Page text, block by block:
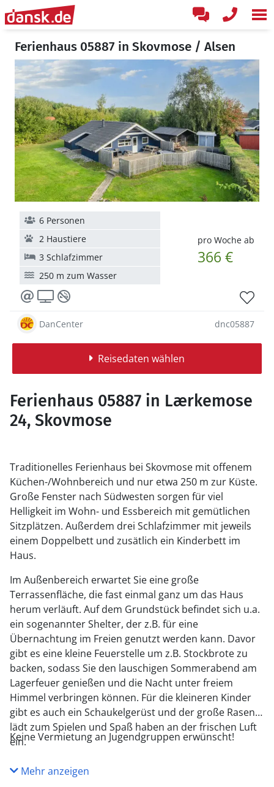
Ferienhaus 05887 in Skovmose / Alsen
pro Woche ab
366 €
6 Personen
2 Haustiere
3 Schlafzimmer
250 m zum Wasser
DanCenter dnc05887
Reisedaten wählen
Ferienhaus 05887 in Lærkemose
24, Skovmose
Traditionelles Ferienhaus bei Skovmose mit offenem
Küchen-/Wohnbereich und nur etwa 250 m zur Küste.
Große Fenster nach Südwesten sorgen für viel
Helligkeit im Wohn- und Essbereich mit gemütlichen
Sitzplätzen. Außerdem drei Schlafzimmer mit jeweils
einem Doppelbett und zusätlich ein Kinderbett im
Haus.
Im Außenbereich erwartet Sie eine große
Terrassenfläche, die fast einmal ganz um das Haus
herum verläuft. Auf dem Grundstück befindet sich u.a.
ein sogenannter Shelter, der z.B. für eine
Übernachtung im Freien genutzt werden kann. Davor
gibt es eine kleine Feuerstelle um z.B. Stockbrote zu
backen, sodass Sie den lauschigen Sommerabend am
Lagerfeuer genießen und die Nacht unter freiem
Himmel verbringen können. Für die kleineren Kinder
gibt es auch ein Schaukelgerüst und der große Rasen
lädt zum Spielen und Spaß haben an der frischen Luft
ein.
Keine Vermietung an Jugendgruppen erwünscht!
Mehr anzeigen